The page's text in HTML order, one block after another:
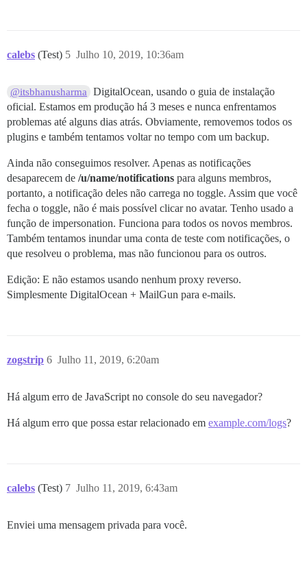
calebs (Test) Julho 10, 2019, 10:36am
5
@itsbhanusharma
DigitalOcean, usando o guia de instalação
oficial. Estamos em produção há 3 meses e nunca enfrentamos
problemas até alguns dias atrás. Obviamente, removemos todos os
plugins e também tentamos voltar no tempo com um backup.
Ainda não conseguimos resolver. Apenas as notificações
desaparecem de /u/name/notifications para alguns membros,
portanto, a notificação deles não carrega no toggle. Assim que você
fecha o toggle, não é mais possível clicar no avatar. Tenho usado a
função de impersonation. Funciona para todos os novos membros.
Também tentamos inundar uma conta de teste com notificações, o
que resolveu o problema, mas não funcionou para os outros.
Edição: E não estamos usando nenhum proxy reverso.
Simplesmente DigitalOcean + MailGun para e-mails.
zogstrip Julho 11, 2019, 6:20am
6
Há algum erro de JavaScript no console do seu navegador?
Há algum erro que possa estar relacionado em example.com/logs?
calebs (Test) Julho 11, 2019, 6:43am
7
Enviei uma mensagem privada para você.